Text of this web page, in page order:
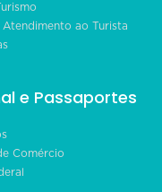
ao Turista
e Passaportes
Comércio